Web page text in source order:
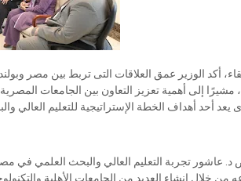
أكد الوزير عمق العلاقات التى تربط بين مصر
مشيرًا إلى أهمية تعزيز التعاون بين الجامعات
يعد أحد أهداف الخطة الإستراتيجية للتعليم العالي
عاشور تجربة التعليم العالي والبحث العلمي في
من خلال إنشاء العديد من الجامعات الأهلية